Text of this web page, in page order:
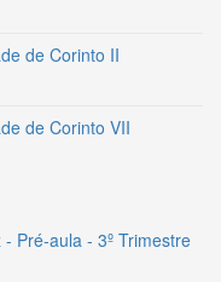
de Corinto II
de Corinto VII
Pré-aula - 3º Trimestre